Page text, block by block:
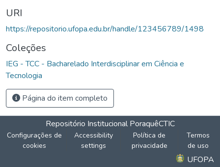
URI
https://repositorio.ufopa.edu.br/handle/123456789/1498
Coleções
IEG - TCC - Bacharelado Interdisciplinar em Ciência e
Tecnologia
Página do item completo
Repositório Institucional PoraquêCTIC
Configurações de
cookies
Accessibility
settings
Política de
privacidade
Termos
de uso
UFOPA